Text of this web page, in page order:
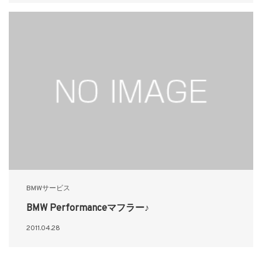
BMWサービス
BMW Performanceマフラー♪
2011.04.28